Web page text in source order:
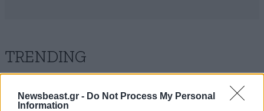
Newsbeast.gr - Do Not Process My Personal
Information
TRENDING